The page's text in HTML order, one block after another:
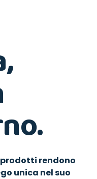
rendono
unica nel suo